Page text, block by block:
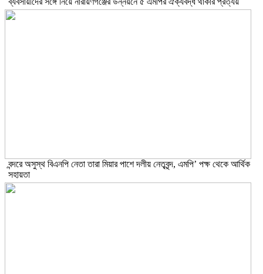
বন্দরে অসুস্থ বিএনপি নেতা তারা মিয়ার পাশে দলীয় নেতৃবৃন্দ, এমপি’ পক্ষ থেকে আর্থিক
সহায়তা